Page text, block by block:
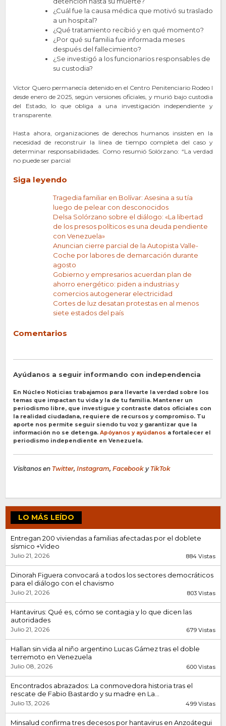
¿Cuál fue la causa médica que motivó su traslado
a un hospital?
¿Qué tratamiento recibió y en qué momento?
¿Por qué su familia fue informada meses
después del fallecimiento?
¿Se investigó a los funcionarios responsables de
su custodia?
Víctor Quero permanecía detenido en el Centro Penitenciario Rodeo I
desde enero de 2025, según versiones oficiales, y murió bajo custodia
del Estado, lo que obliga a una investigación independiente y
transparente.
Hasta ahora, organizaciones de derechos humanos insisten en la
necesidad de reconstruir la línea de tiempo completa del caso y
determinar responsabilidades. Como resumió Solórzano: “La verdad
no puede ser parcial
Siga leyendo
Tragedia familiar en Bolívar: Asesina a su tía
luego de pelear con desconocidos
Delsa Solórzano sobre el diálogo: «La libertad
de los presos políticos es una deuda pendiente
con Venezuela»
Anuncian cierre parcial de la Autopista Valle-
Coche por labores de demarcación durante
agosto
Gobierno y empresarios acuerdan plan de
ahorro energético: piden a industrias y
comercios autogenerar electricidad
Cortes de luz desatan protestas en al menos
siete estados del país
Comentarios
Ayúdanos a seguir informando con independencia
En Núcleo Noticias trabajamos para llevarte la verdad sobre los
temas que impactan tu vida y la de tu familia. Mantener un
periodismo libre, que investigue y contraste datos oficiales con
la realidad ciudadana, requiere de recursos y compromiso. Tu
aporte nos permite seguir siendo tu voz y garantizar que la
información no se detenga. Apóyanos y ayúdanos a fortalecer el
periodismo independiente en Venezuela.
Visítanos en Twitter, Instagram, Facebook y TikTok
LO MÁS LEÍDO
Entregan 200 viviendas a familias afectadas por el doblete
sísmico +Video
Julio 21, 2026 884 Vistas
Dinorah Figuera convocará a todos los sectores democráticos
para el diálogo con el chavismo
Julio 21, 2026 803 Vistas
Hantavirus: Qué es, cómo se contagia y lo que dicen las
autoridades
Julio 21, 2026 679 Vistas
Hallan sin vida al niño argentino Lucas Gámez tras el doble
terremoto en Venezuela
Julio 08, 2026 600 Vistas
Encontrados abrazados: La conmovedora historia tras el
rescate de Fabio Bastardo y su madre en La...
Julio 13, 2026 499 Vistas
Minsalud confirma tres decesos por hantavirus en Anzoátegui